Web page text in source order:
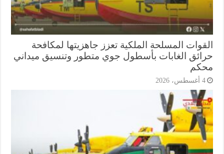
المسلحة الملكية تعزز جاهزيتها لمكافحة
الغابات بأسطول جوي متطور وتنسيق ميداني